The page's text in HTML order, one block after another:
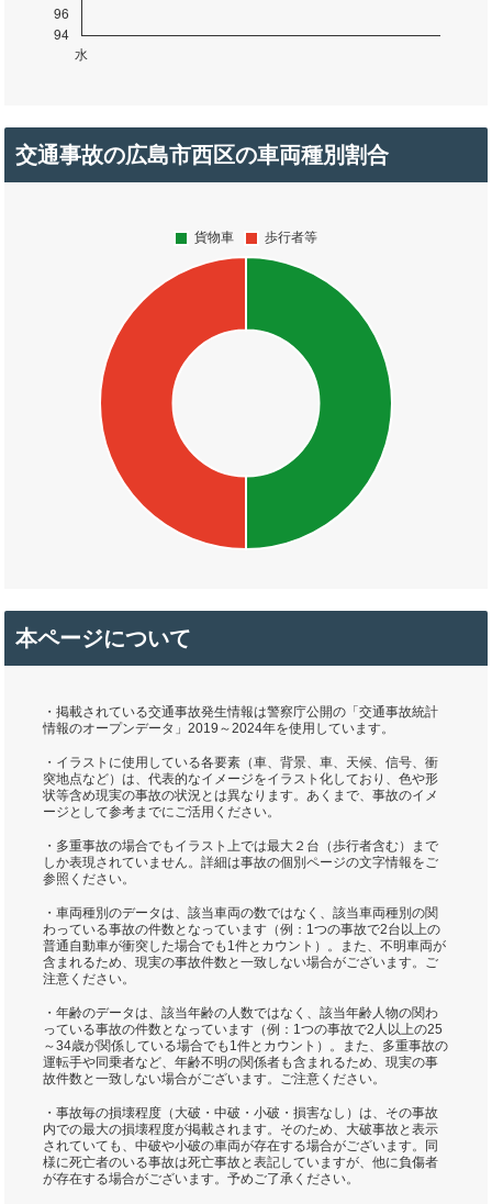
交通事故の広島市西区の車両種別割合
本ページについて
・掲載されている交通事故発生情報は警察庁公開の「交通事故統計
情報のオープンデータ」2019～2024年を使用しています。
・イラストに使用している各要素（車、背景、車、天候、信号、衝
突地点など）は、代表的なイメージをイラスト化しており、色や形
状等含め現実の事故の状況とは異なります。あくまで、事故のイメ
ージとして参考までにご活用ください。
・多重事故の場合でもイラスト上では最大２台（歩行者含む）まで
しか表現されていません。詳細は事故の個別ページの文字情報をご
参照ください。
・車両種別のデータは、該当車両の数ではなく、該当車両種別の関
わっている事故の件数となっています（例：1つの事故で2台以上の
普通自動車が衝突した場合でも1件とカウント）。また、不明車両が
含まれるため、現実の事故件数と一致しない場合がございます。ご
注意ください。
・年齢のデータは、該当年齢の人数ではなく、該当年齢人物の関わ
っている事故の件数となっています（例：1つの事故で2人以上の25
～34歳が関係している場合でも1件とカウント）。また、多重事故の
運転手や同乗者など、年齢不明の関係者も含まれるため、現実の事
故件数と一致しない場合がございます。ご注意ください。
・事故毎の損壊程度（大破・中破・小破・損害なし）は、その事故
内での最大の損壊程度が掲載されます。そのため、大破事故と表示
されていても、中破や小破の車両が存在する場合がございます。同
様に死亡者のいる事故は死亡事故と表記していますが、他に負傷者
が存在する場合がございます。予めご了承ください。